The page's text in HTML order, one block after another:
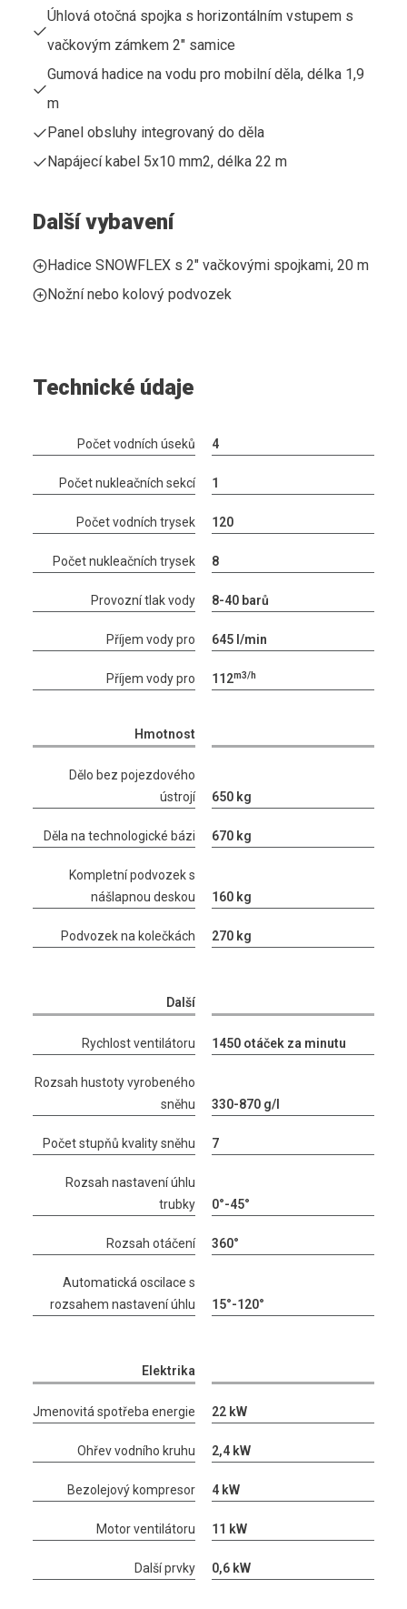
Úhlová otočná spojka s horizontálním vstupem s
vačkovým zámkem 2" samice
Gumová hadice na vodu pro mobilní děla, délka 1,9
m
Panel obsluhy integrovaný do děla
Napájecí kabel 5x10 mm2, délka 22 m
Další vybavení
Hadice SNOWFLEX s 2" vačkovými spojkami, 20 m
Nožní nebo kolový podvozek
Technické údaje
Počet vodních úseků 4
Počet nukleačních sekcí 1
Počet vodních trysek 120
Počet nukleačních trysek 8
Provozní tlak vody 8-40 barů
Příjem vody pro 645 l/min
Příjem vody pro 112m3/h
Hmotnost
Dělo bez pojezdového
ústrojí
650 kg
Děla na technologické bázi 670 kg
Kompletní podvozek s
nášlapnou deskou
160 kg
Podvozek na kolečkách 270 kg
Další
Rychlost ventilátoru 1450 otáček za minutu
Rozsah hustoty vyrobeného
sněhu
330-870 g/l
Počet stupňů kvality sněhu 7
Rozsah nastavení úhlu
trubky
0°-45°
Rozsah otáčení 360°
Automatická oscilace s
rozsahem nastavení úhlu
15°-120°
Elektrika
Jmenovitá spotřeba energie 22 kW
Ohřev vodního kruhu 2,4 kW
Bezolejový kompresor 4 kW
Motor ventilátoru 11 kW
Další prvky 0,6 kW